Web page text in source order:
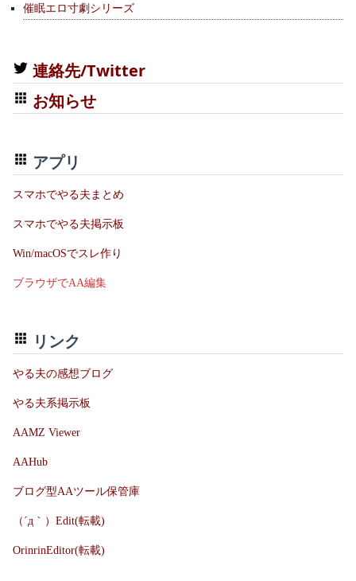
催眠エロ寸劇シリーズ
連絡先/Twitter
お知らせ
アプリ
スマホでやる夫まとめ
スマホでやる夫掲示板
Win/macOSでスレ作り
ブラウザでAA編集
リンク
やる夫の感想ブログ
やる夫系掲示板
AAMZ Viewer
AAHub
ブログ型AAツール保管庫
（´д｀）Edit(転載)
OrinrinEditor(転載)